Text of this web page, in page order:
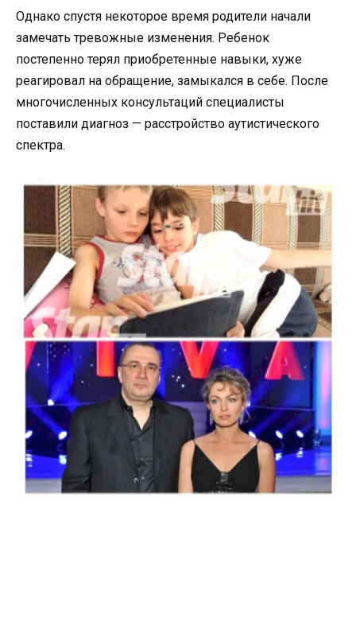
Однако спустя некоторое время родители начали
замечать тревожные изменения. Ребенок
постепенно терял приобретенные навыки, хуже
реагировал на обращение, замыкался в себе. После
многочисленных консультаций специалисты
поставили диагноз — расстройство аутистического
спектра.